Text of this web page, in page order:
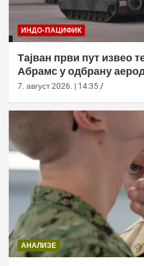
ИНДО-ПАЦИФИК
Тајван први пут извео
Абрамс у одбрану
7. август 2026. | 14:35
АНАЛИЗЕ